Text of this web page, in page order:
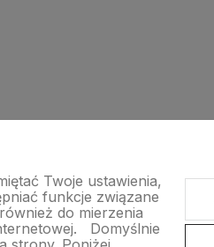
Metody płatności
Twoje ustawienia,
funkcje związane
do mierzenia
Domyślnie